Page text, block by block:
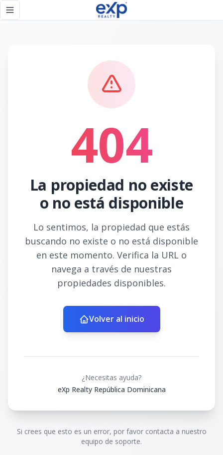
Toggle navigation menu
404
La propiedad no existe
o no está disponible
Lo sentimos, la propiedad que estás
buscando no existe o no está disponible
en este momento. Verifica la URL o
navega a través de nuestras
propiedades disponibles.
Volver al inicio
¿Necesitas ayuda?
eXp Realty República Dominicana
Si crees que esto es un error, por favor contacta a nuestro
equipo de soporte.
Página no encontrada - eXp Realty República Dominicana